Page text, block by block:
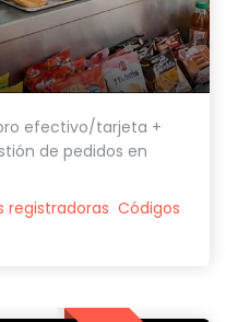
efectivo/tarjeta +
de pedidos en
registradoras Códigos